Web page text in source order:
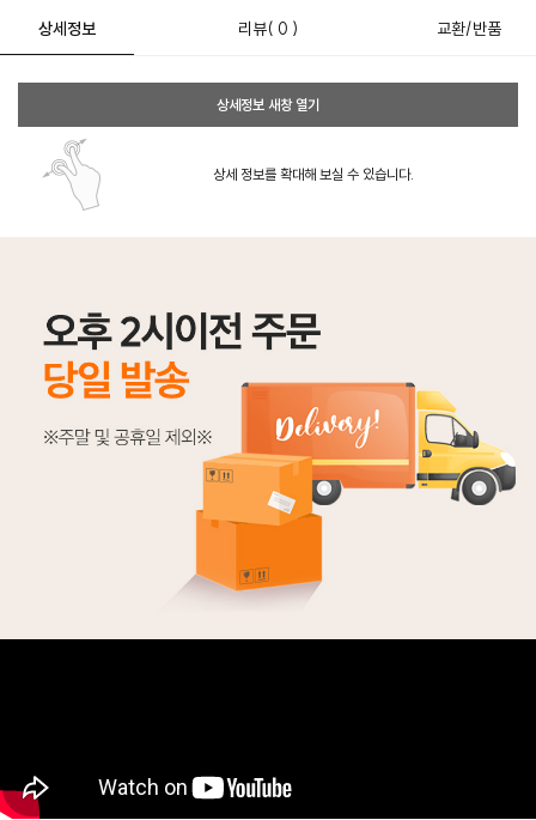
상세정보 리뷰( 0 ) 교환/반품
상세정보 새창 열기
상세 정보를 확대해 보실 수 있습니다.